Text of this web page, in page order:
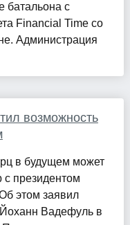
батальона с
Financial Time со
Администрация
возможность
в будущем может
с президентом
этом заявил
Вадефуль в